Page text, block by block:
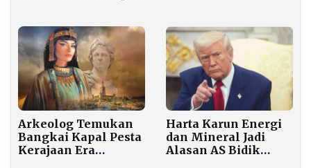
Arkeolog Temukan
Bangkai Kapal Pesta
Kerajaan Era
Harta Karun Energi
dan Mineral Jadi
Alasan AS Bidik